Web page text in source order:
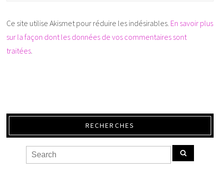
Ce site utilise Akismet pour réduire les indésirables. En savoir plus
sur la façon dont les données de vos commentaires sont
traitées.
RECHERCHES